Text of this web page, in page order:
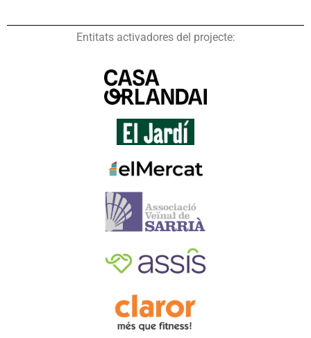
Entitats activadores del projecte: